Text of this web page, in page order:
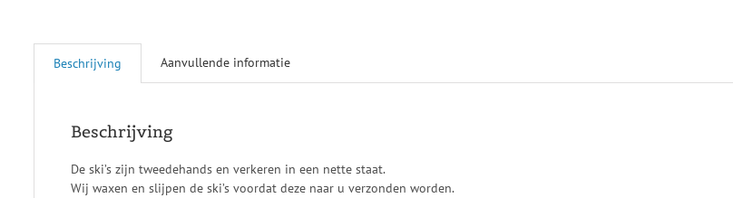
Beschrijving Aanvullende informatie
Beschrijving
De ski’s zijn tweedehands en verkeren in een nette staat.
Wij waxen en slijpen de ski’s voordat deze naar u verzonden worden.